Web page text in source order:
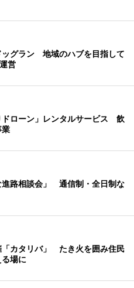
ッグラン 地域のハブを目指して
営
ドローン」レンタルサービス 飲
業
進路相談会」 通信制・全日制な
「カタリバ」 たき火を囲み住民
場に